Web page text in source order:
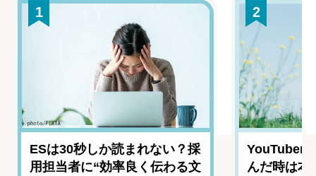
1
ESは30秒しか読まれない？採
用担当者に“効率良く伝わる文
2
YouTuber
んだ時は